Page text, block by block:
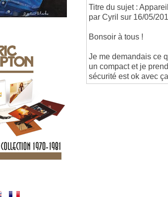
Titre du sujet :
par Cyril sur 16/05/
Bonsoir à tous !
Je me demandais ce
un compact et je
sécurité est ok avec